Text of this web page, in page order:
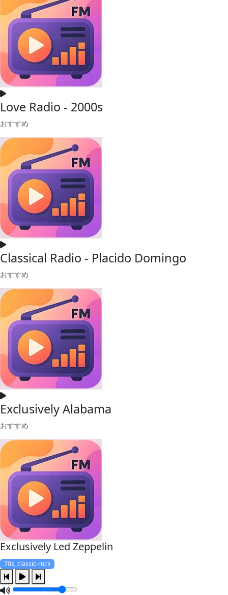
Love Radio - 2000s
おすすめ
Classical Radio - Placido Domingo
おすすめ
Exclusively Alabama
おすすめ
Exclusively Led Zeppelin
70s, classic-rock